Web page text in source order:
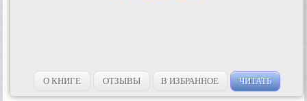
О КНИГЕ ОТЗЫВЫ В ИЗБРАННОЕ ЧИТАТЬ